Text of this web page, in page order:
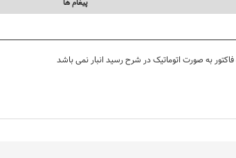
پيغام ها
به صورت اتوماتیک در شرح رسید انبار نمی باشد